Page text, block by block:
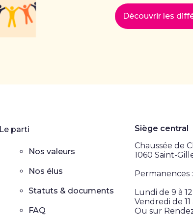
Découvrir les
Le parti
Nos valeurs
Nos élus
Statuts & documents
FAQ
Siège central
Chaussée de
1060 Saint-
Permanences :
Lundi de 9 à
Vendredi de 11
Ou sur